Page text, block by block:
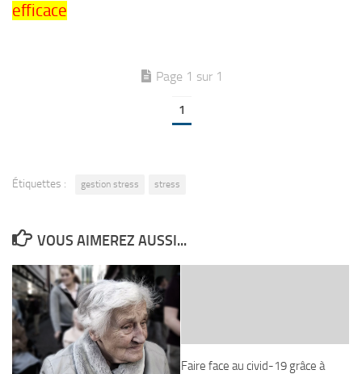
efficace
Page 1 sur 1
1
Étiquettes : gestion stress stress
VOUS AIMEREZ AUSSI...
Faire face au civid-19 grâce à